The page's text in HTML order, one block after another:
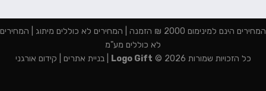
המחירים הינם למינימום 2000 ₪ הזמנה | המחירים לא כוללים מיתוג | המחירים
לא כוללים מע"מ
כל הזכויות שמורות 2026 ©
Logo Gift
|בניית אתרים קידום אורגני